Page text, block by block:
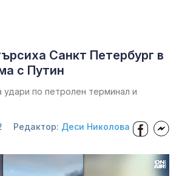
Санкт Петербург в
с Путин
удари по петролен терминал и
Редактор: Деси Николова